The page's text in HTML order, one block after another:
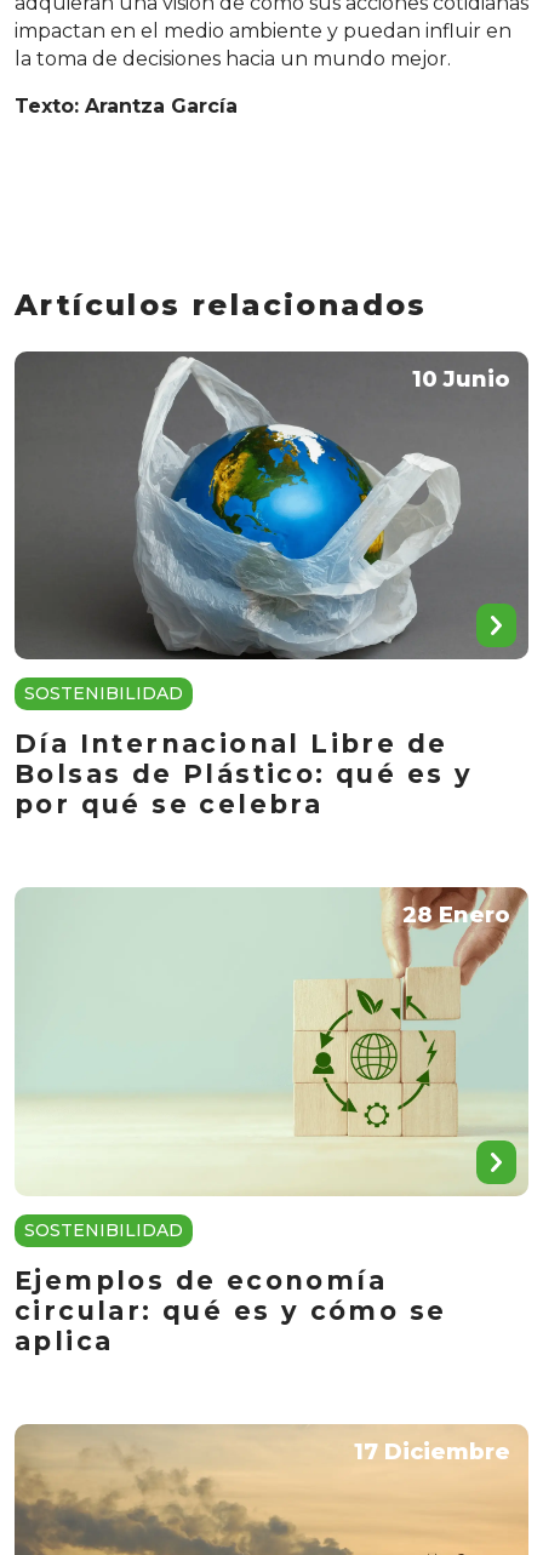
impactan en el medio ambiente y puedan influir en
la toma de decisiones hacia un mundo mejor.
Texto: Arantza García
Artículos relacionados
10 Junio
SOSTENIBILIDAD
Día Internacional Libre de
Bolsas de Plástico: qué es y
por qué se celebra
28 Enero
SOSTENIBILIDAD
Ejemplos de economía
circular: qué es y cómo se
aplica
17 Diciembre